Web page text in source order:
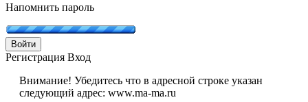
Напомнить пароль
Войти
Регистрация Вход
Внимание! Убедитесь что в адресной строке указан
следующий адрес: www.ma-ma.ru